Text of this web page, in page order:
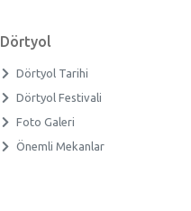
Dörtyol
Dörtyol Tarihi
Dörtyol Festivali
Foto Galeri
Önemli Mekanlar